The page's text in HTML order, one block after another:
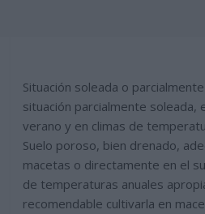
Situación soleada o
situación parcialmente soleada,
verano y en climas de
Suelo poroso, bien drenado,
macetas o directamente en el
de temperaturas anuales
recomendable cultivarla en